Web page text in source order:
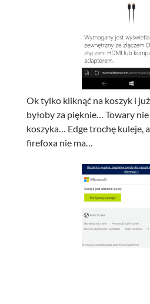
Ok tylko kliknąć na koszyk i
byłoby za pięknie… Towary
koszyka… Edge trochę kuleje,
firefoxa nie ma…